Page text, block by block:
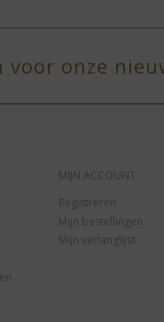
voor onze
MIJN ACCOUNT
Registreren
Mijn bestellingen
Mijn verlanglijst